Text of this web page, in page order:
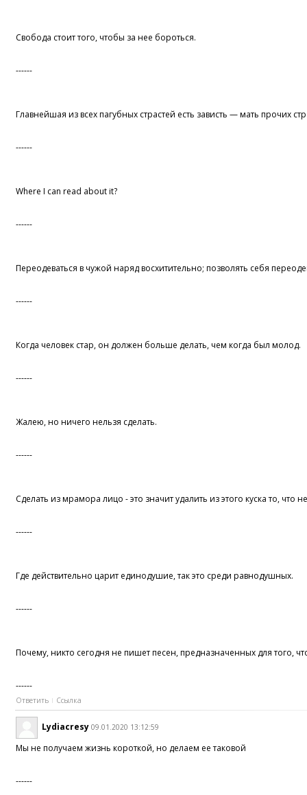
Свобода стоит того, чтобы за нее бороться.
------
Главнейшая из всех пагубных страстей есть зависть — мать прочих
------
Where I can read about it?
------
Переодеваться в чужой наряд восхитительно; позволять себя
------
Когда человек стар, он должен больше делать, чем когда был молод.
------
Жалею, но ничего нельзя сделать.
------
Сделать из мрамора лицо - это значит удалить из этого куска то, что
------
Где действительно царит единодушие, так это среди равнодушных.
------
Почему, никто сегодня не пишет песен, предназначенных для того,
------
Ответить Ссылка
Lydiacresy 09.01.2020 13:12:59
Мы не получаем жизнь короткой, но делаем ее таковой
------